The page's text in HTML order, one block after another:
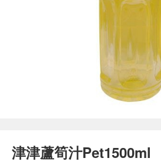
津津蘆筍汁Pet1500ml